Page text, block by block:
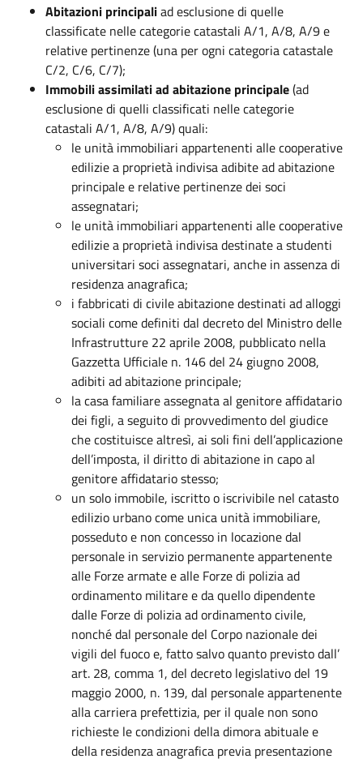
Abitazioni principaliad esclusione di quelle
classificate nelle categorie catastali A/1, A/8, A/9 e
relative pertinenze (una per ogni categoria catastale
C/2, C/6, C/7);
Immobili assimilati ad abitazione principale(ad
esclusione di quelli classificati nelle categorie
catastali A/1, A/8, A/9) quali:
le unità immobiliari appartenenti alle cooperative
edilizie a proprietà indivisa adibite ad abitazione
principale e relative pertinenze dei soci
assegnatari;
le unità immobiliari appartenenti alle cooperative
edilizie a proprietà indivisa destinate a studenti
universitari soci assegnatari, anche in assenza di
residenza anagrafica;
i fabbricati di civile abitazione destinati ad alloggi
sociali come definiti dal decreto del Ministro delle
Infrastrutture 22 aprile 2008, pubblicato nella
Gazzetta Ufficiale n. 146 del 24 giugno 2008,
adibiti ad abitazione principale;
la casa familiare assegnata al genitore affidatario
dei figli, a seguito di provvedimento del giudice
che costituisce altresì, ai soli fini dell’applicazione
dell’imposta, il diritto di abitazione in capo al
genitore affidatario stesso;
un solo immobile, iscritto o iscrivibile nel catasto
edilizio urbano come unica unità immobiliare,
posseduto e non concesso in locazione dal
personale in servizio permanente appartenente
alle Forze armate e alle Forze di polizia ad
ordinamento militare e da quello dipendente
dalle Forze di polizia ad ordinamento civile,
nonché dal personale del Corpo nazionale dei
vigili del fuoco e, fatto salvo quanto previsto dall’
art. 28, comma 1, del decreto legislativo del 19
maggio 2000, n. 139, dal personale appartenente
alla carriera prefettizia, per il quale non sono
richieste le condizioni della dimora abituale e
della residenza anagrafica previa presentazione